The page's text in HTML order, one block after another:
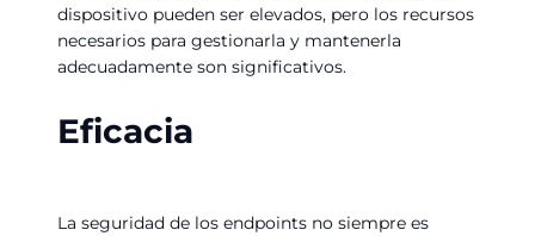
dispositivo pueden ser elevados, pero los recursos
necesarios para gestionarla y mantenerla
adecuadamente son significativos.
Eficacia
La seguridad de los endpoints no siempre es